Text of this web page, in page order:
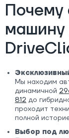
Почему
машину
Мы находим
динамичной
812 до
проходит
полной
Выбор под